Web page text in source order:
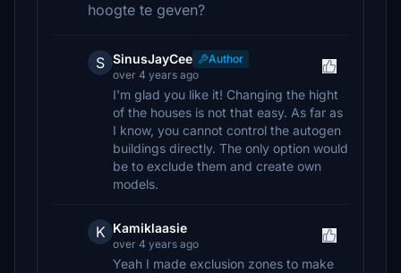
hoogte te geven?
S SinusJayCee
Author
over 4 years ago
I'm glad you like it! Changing the hight
of the houses is not that easy. As far as
I know, you cannot control the autogen
buildings directly. The only option would
be to exclude them and create own
models.
K Kamiklaasie
over 4 years ago
Yeah I made exclusion zones to make